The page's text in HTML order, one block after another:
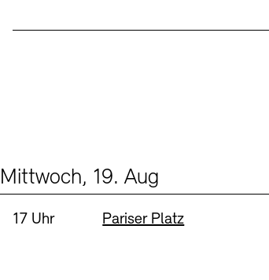
Mittwoch, 19. Aug
Uhrzeit:
17 Uhr Standort
Pariser Platz